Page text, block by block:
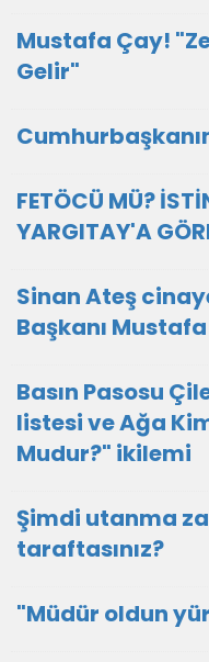
Mustafa Çay!
Gelir"
FETÖCÜ MÜ?
YARGITAY'A
Sinan Ateş
Başkanı
Basın Pasosu
listesi ve Ağa
Mudur?" ikilemi
Şimdi utanma
taraftasınız?
"Müdür oldun